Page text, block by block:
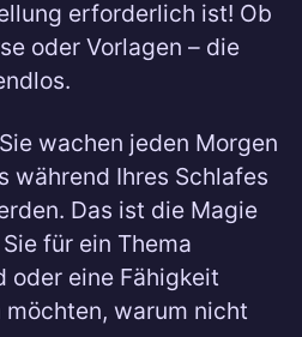
erforderlich ist! Ob
oder Vorlagen – die
wachen jeden Morgen
während Ihres Schlafes
Das ist die Magie
für ein Thema
oder eine Fähigkeit
möchten, warum nicht